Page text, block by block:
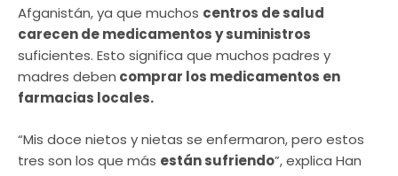
Afganistán, ya que muchos centros de salud
carecen de medicamentos y suministros
suficientes. Esto significa que muchos padres y
madres deben comprar los medicamentos en
farmacias locales.
“Mis doce nietos y nietas se enfermaron, pero estos
tres son los que más están sufriendo”, explica Han